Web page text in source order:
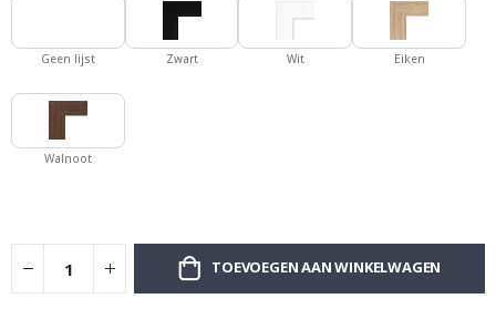
Geen lijst Zwart Wit Eiken
Walnoot
TOEVOEGEN AAN WINKELWAGEN